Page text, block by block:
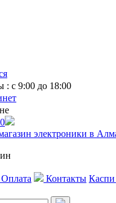
: с 9:00 до 18:00
Оплата Контакты Каспи